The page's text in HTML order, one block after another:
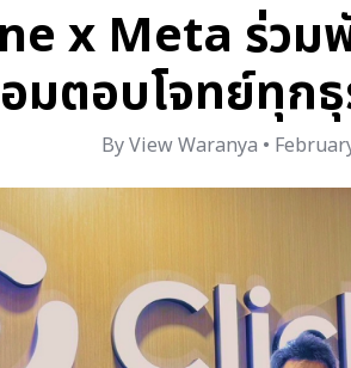
x Meta ร่วม
มตอบโจทย์ทุก
By View Waranya •